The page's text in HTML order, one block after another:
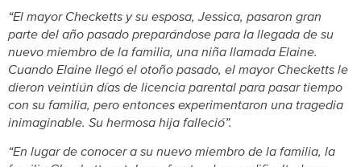
“El mayor Checketts y su esposa, Jessica, pasaron gran
parte del año pasado preparándose para la llegada de su
nuevo miembro de la familia, una niña llamada Elaine.
Cuando Elaine llegó el otoño pasado, el mayor Checketts le
dieron veintiún días de licencia parental para pasar tiempo
con su familia, pero entonces experimentaron una tragedia
inimaginable. Su hermosa hija falleció”.
“En lugar de conocer a su nuevo miembro de la familia, la